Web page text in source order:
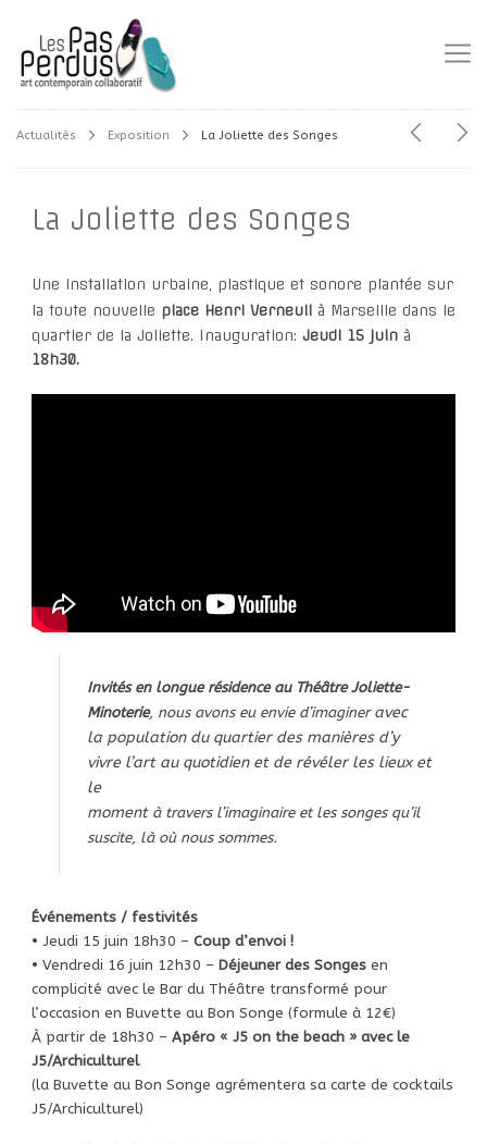
Actualités Exposition La Joliette des Songes
La Joliette des Songes
Une installation urbaine, plastique et sonore plantée sur
la toute nouvelle place Henri Verneuil à Marseille dans le
quartier de la Joliette. Inauguration: Jeudi 15 juin à
18h30.
Invités en longue résidence au Théâtre Joliette-
Minoterie, nous avons eu envie d’imaginer avec
la population du quartier des manières d’y
vivre l’art au quotidien et de révéler les lieux et
le
momentà travers l’imaginaire et les songes qu’il
suscite, là où nous sommes.
Événements / festivités
• Jeudi 15 juin 18h30 – Coup d’envoi !
• Vendredi 16 juin 12h30 – Déjeuner des Songes en
complicité avec le Bar du Théâtre transformé pour
l’occasion en Buvette au Bon Songe (formule à 12€)
À partir de 18h30 – Apéro « J5 on the beach » avec le
J5/Archiculturel
(la Buvette au Bon Songe agrémentera sa carte de cocktails
J5/Archiculturel)